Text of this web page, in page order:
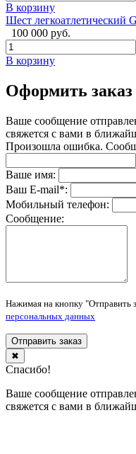
В корзину
Шест легкоатлетический
100 000 руб.
В корзину
Оформить заказ
Ваше сообщение
свяжется с вами в
Произошла ошибка.
Ваше имя:
Ваш E-mail*:
Мобильный телефон:
Сообщение:
Нажимая на кнопку "Отправить
персональных данных
Отправить заказ
✖
Спасибо!
Ваше сообщение
свяжется с вами в